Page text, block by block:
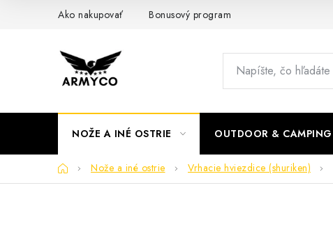
Ako nakupovať Bonusový program
NOŽE A INÉ OSTRIE OUTDOOR & CAMPING
DomovNože a iné ostrie Vrhacie hviezdice (shuriken)